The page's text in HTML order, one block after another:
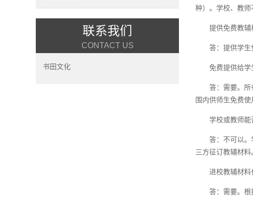
联系我们
CONTACT US
书田文化
种）。学校、教师
提供免费教辅
答：提供学生
免费提供给学
答：需要。
围内供师生免费使
学校或教师能
答：不可以
三方征订教辅材料
进校教辅材料
答：需要。根